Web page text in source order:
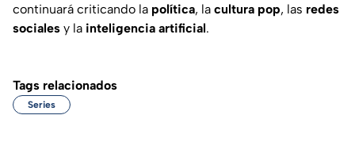
continuará criticando la política, la cultura pop, las redes
sociales y la inteligencia artificial.
Tags relacionados
Series